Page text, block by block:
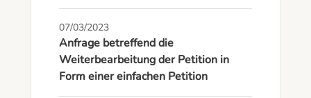
07/03/2023
Anfrage betreffend die
Weiterbearbeitung der Petition in
Form einer einfachen Petition